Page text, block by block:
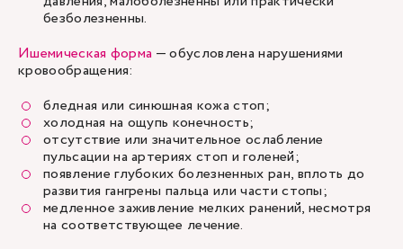
безболезненны.
Ишемическая форма — обусловлена нарушениями
кровообращения:
бледная или синюшная кожа стоп;
холодная на ощупь конечность;
отсутствие или значительное ослабление
пульсации на артериях стоп и голеней;
появление глубоких болезненных ран, вплоть до
развития гангрены пальца или части стопы;
медленное заживление мелких ранений, несмотря
на соответствующее лечение.